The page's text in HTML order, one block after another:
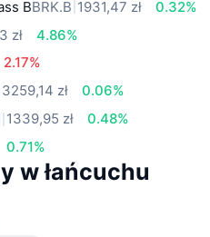
BBRK.B 1931,47 zł
0.32%
zł
4.86%
2.17%
3259,14 zł
0.06%
1339,95 zł
0.48%
0.71%
w łańcuchu